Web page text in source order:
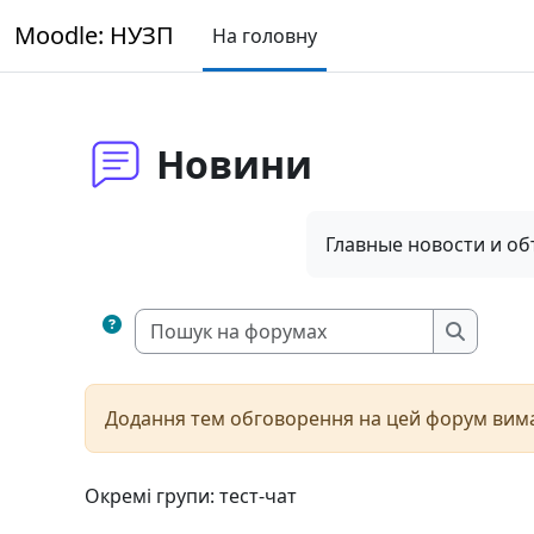
Moodle: НУЗП На головну
Новини
Главные новости и
Пошук на
Пошук
Додання тем обговорення на цей форум
Окремі групи: тест-чат